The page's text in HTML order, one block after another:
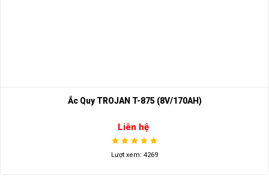
Ắc Quy TROJAN T-875 (8V/170AH)
Liên hệ
Lượt xem: 4269